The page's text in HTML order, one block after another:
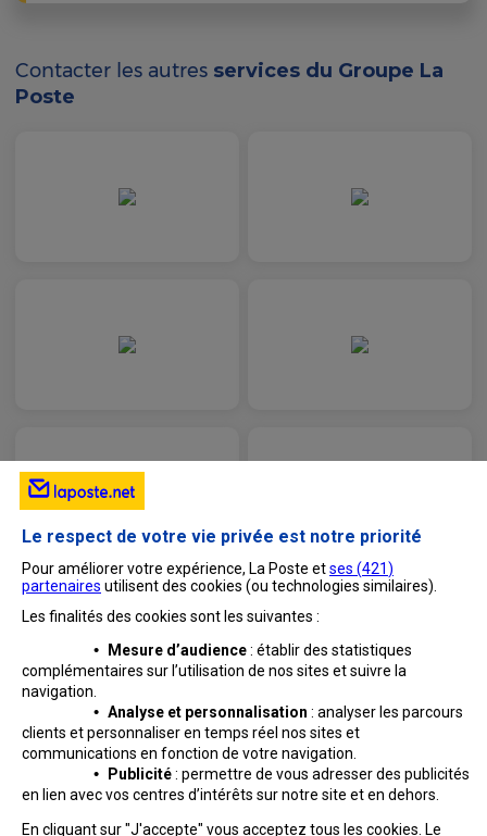
Contacter les autres services du Groupe La
Poste
Le respect de votre vie privée est notre priorité
Pour améliorer votre expérience, La Poste etses (421)
partenaires utilisent des cookies (ou technologies similaires).
Les finalités des cookies sont les suivantes :
•
Mesure d’audience: établir des statistiques
complémentaires sur l’utilisation de nos sites et suivre la
navigation.
•Analyse et personnalisation : analyser les parcours
clients et personnaliser en temps réel nos sites et
communications en fonction de votre navigation.
•
Publicité: permettre de vous adresser des publicités
en lien avec vos centres d’intérêts sur notre site et en dehors.
En cliquant sur "J'accepte" vous acceptez tous les cookies. Le